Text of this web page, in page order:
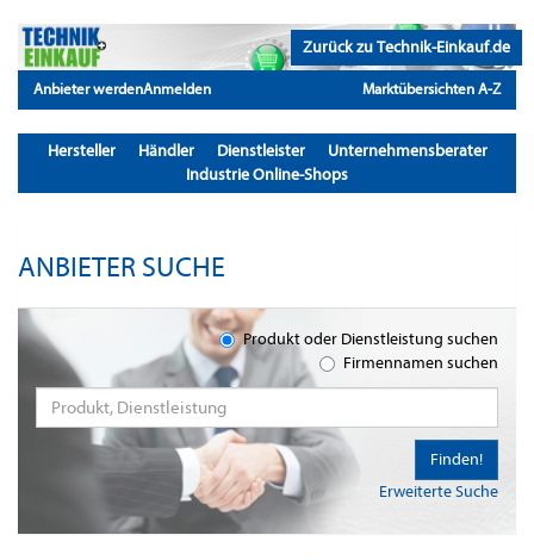
Zurück zu Technik-Einkauf.de
Anbieter werdenAnmelden Marktübersichten A-Z
Hersteller Händler Dienstleister
Unternehmensberater
Industrie Online-Shops
ANBIETER SUCHE
Produkt oder Dienstleistung suchen
Firmennamen suchen
Erweiterte Suche
Finden!